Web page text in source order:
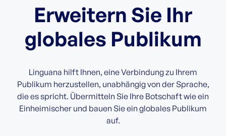
Erweitern Sie Ihr
globales Publikum
Linguana hilft Ihnen, eine Verbindung zu Ihrem
Publikum herzustellen, unabhängig von der Sprache,
die es spricht. Übermitteln Sie Ihre Botschaft wie ein
Einheimischer und bauen Sie ein globales Publikum
auf.